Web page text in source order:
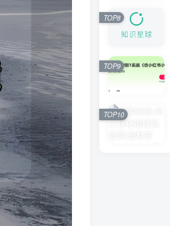
TOP8
TOP9
TOP10